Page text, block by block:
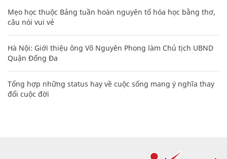
Mẹo học thuộc Bảng tuần hoàn nguyên tố hóa học bằng thơ,
câu nói vui vẻ
Hà Nội: Giới thiệu ông Võ Nguyên Phong làm Chủ tịch UBND
Quận Đống Đa
Tổng hợp những status hay về cuộc sống mang ý nghĩa thay
đổi cuộc đời